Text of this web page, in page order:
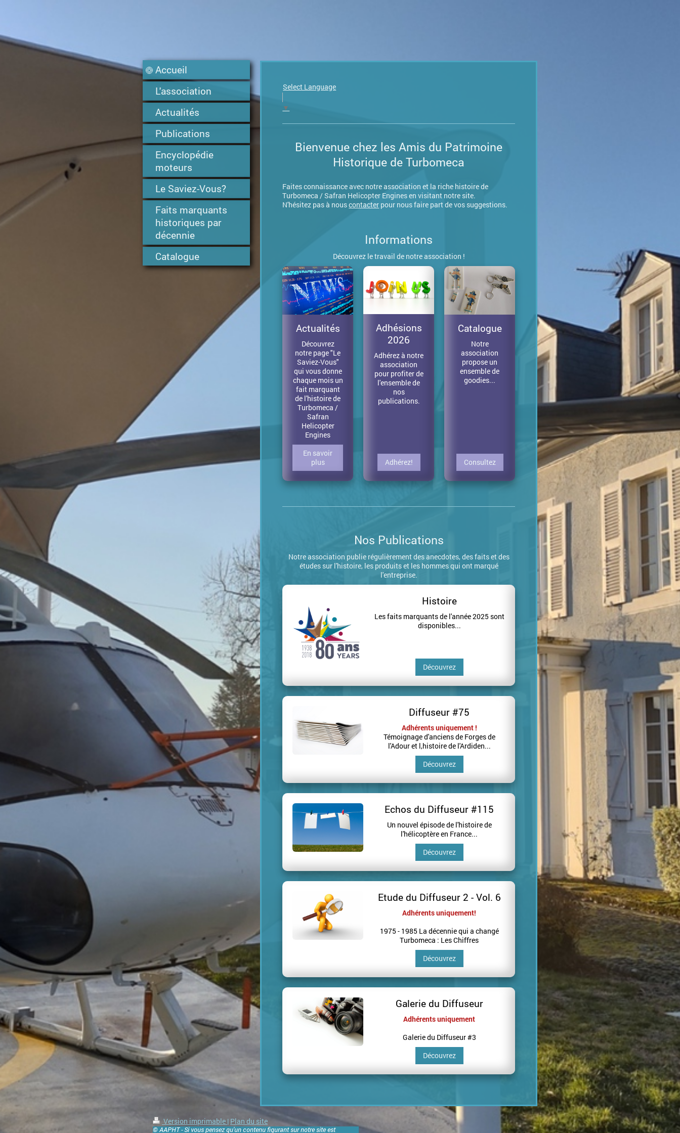
Accueil
L'association
Actualités
Publications
Encyclopédie
moteurs
Le Saviez-Vous?
Faits marquants
historiques par
décennie
Catalogue
Select Language
▼
Bienvenue chez les Amis du Patrimoine
Historique de Turbomeca
Faites connaissance avec notre association et la riche histoire de
Turbomeca / Safran Helicopter Engines en visitant notre site.
N'hésitez pas à nouscontacter pour nous faire part de vos suggestions.
Informations
Découvrez le travail de notre association !
Actualités
Découvrez
notre page "Le
Saviez-Vous"
qui vous donne
chaque mois un
fait marquant
de l'histoire de
Turbomeca /
Safran
Helicopter
Engines
En savoir
plus
Adhésions
2026
Adhérez à notre
association
pour profiter de
l'ensemble de
nos
publications.
Adhérez!
Catalogue
Notre
association
propose un
ensemble de
goodies...
Consultez
Nos Publications
Notre association publie régulièrement des anecdotes, des faits et des
études sur l'histoire, les produits et les hommes qui ont marqué
l'entreprise.
Histoire
Les faits marquants de l'année 2025 sont
disponibles...
Découvrez
Diffuseur #75
Adhérents uniquement !
Témoignage d'anciens de Forges de
l'Adour et l,histoire de l'Ardiden...
Découvrez
Echos du Diffuseur #115
Un nouvel épisode de l'histoire de
l'hélicoptère en France...
Découvrez
Etude du Diffuseur 2 - Vol. 6
Adhérents uniquement!
1975 - 1985 La décennie qui a changé
Turbomeca : Les Chiffres
Découvrez
Galerie du Diffuseur
Adhérents uniquement
Galerie du Diffuseur #3
Découvrez
Version imprimable | Plan du site
© AAPHT - Si vous pensez qu'un contenu figurant sur notre site est